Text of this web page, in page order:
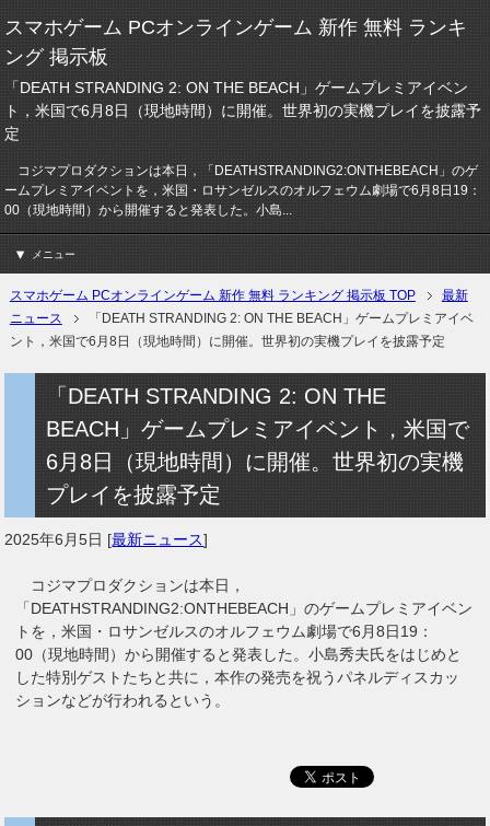
スマホゲーム PCオンラインゲーム 新作 無料 ランキ
ング 掲示板
「DEATH STRANDING 2: ON THE BEACH」ゲームプレミアイベン
ト，米国で6月8日（現地時間）に開催。世界初の実機プレイを披露予
定
コジマプロダクションは本日，「DEATHSTRANDING2:ONTHEBEACH」のゲ
ームプレミアイベントを，米国・ロサンゼルスのオルフェウム劇場で6月8日19：
00（現地時間）から開催すると発表した。小島...
メニュー
スマホゲーム PCオンラインゲーム 新作 無料 ランキング 掲示板 TOP
最新
ニュース
「DEATH STRANDING 2: ON THE BEACH」ゲームプレミアイベ
ント，米国で6月8日（現地時間）に開催。世界初の実機プレイを披露予定
「DEATH STRANDING 2: ON THE
BEACH」ゲームプレミアイベント，米国で
6月8日（現地時間）に開催。世界初の実機
プレイを披露予定
2025年6月5日 [最新ニュース]
コジマプロダクションは本日，
「DEATHSTRANDING2:ONTHEBEACH」のゲームプレミアイベン
トを，米国・ロサンゼルスのオルフェウム劇場で6月8日19：
00（現地時間）から開催すると発表した。小島秀夫氏をはじめと
した特別ゲストたちと共に，本作の発売を祝うパネルディスカッ
ションなどが行われるという。